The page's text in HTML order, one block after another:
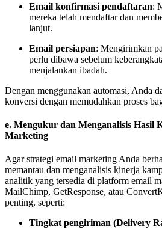
Email konfirmasi pendaftaran:
mereka telah mendaftar dan
lanjut.
Email persiapan: Mengirimkan
perlu dibawa sebelum
menjalankan ibadah.
Dengan menggunakan automasi, Anda
konversi dengan memudahkan proses
e. Mengukur dan Menganalisis Hasil
Marketing
Agar strategi email marketing Anda
memantau dan menganalisis kinerja
analitik yang tersedia di platform email
MailChimp, GetResponse, atau
penting, seperti:
Tingkat pengiriman (Delivery